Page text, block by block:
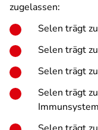
zugelassen:
Selen trägt
Selen trägt
Selen trägt
Selen trägt